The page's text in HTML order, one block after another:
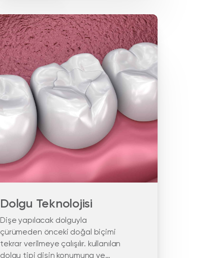
Dolgu Teknolojisi
Dişe yapılacak dolguyla
çürümeden önceki doğal biçimi
tekrar verilmeye çalışılır. kullanılan
dolgu tipi dişin konumuna ve